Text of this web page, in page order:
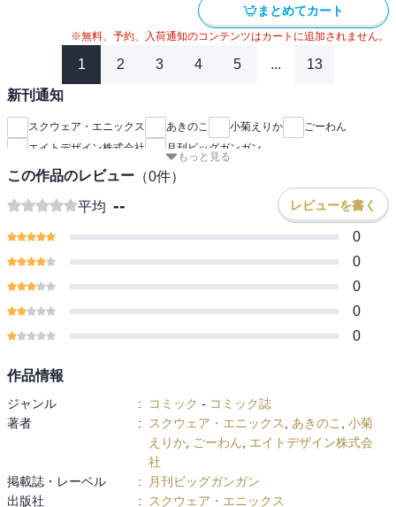
まとめてカート
※無料、予約、入荷通知のコンテンツはカートに追加されません。
1 2 3 4 5 ... 13
新刊通知
スクウェア・エニックス あきのこ 小菊えりか
ごーわん
エイトデザイン株式会社
月刊ビッグガンガン
もっと見る
この作品のレビュー （0件）
平均 -- レビューを書く
0
0
0
0
0
作品情報
ジャンル : コミック - コミック誌
著者
: スクウェア・エニックス あきのこ
小菊
えりか
ごーわん
エイトデザイン株式会
社
掲載誌・レーベル
:
月刊ビッグガンガン
出版社
:
スクウェア・エニックス